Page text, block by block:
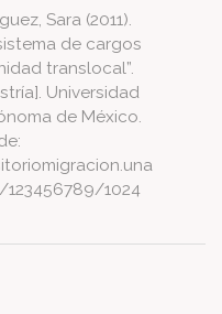
Sara (2011).
de cargos
translocal”.
Universidad
de México.
1024